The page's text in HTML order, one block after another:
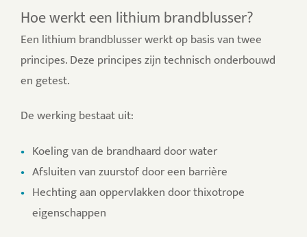
Hoe werkt een lithium brandblusser?
Een lithium brandblusser werkt op basis van twee
principes. Deze principes zijn technisch onderbouwd
en getest.
De werking bestaat uit:
Koeling van de brandhaard door water
Afsluiten van zuurstof door een barrière
Hechting aan oppervlakken door thixotrope
eigenschappen